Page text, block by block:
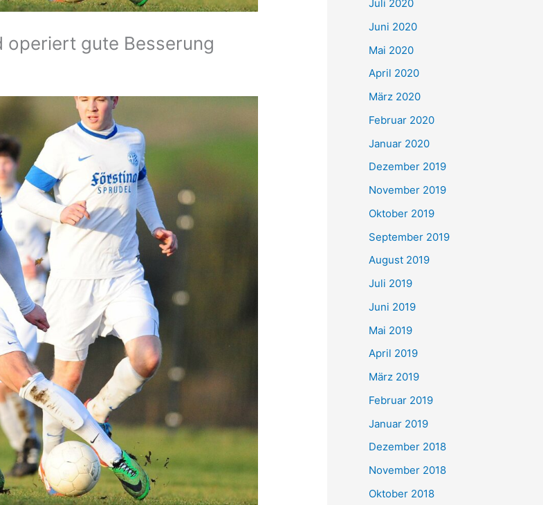
operiert gute Besserung
Juli 2020
Juni 2020
Mai 2020
April 2020
März 2020
Februar 2020
Januar 2020
Dezember 2019
November 2019
Oktober 2019
September 2019
August 2019
Juli 2019
Juni 2019
Mai 2019
April 2019
März 2019
Februar 2019
Januar 2019
Dezember 2018
November 2018
Oktober 2018